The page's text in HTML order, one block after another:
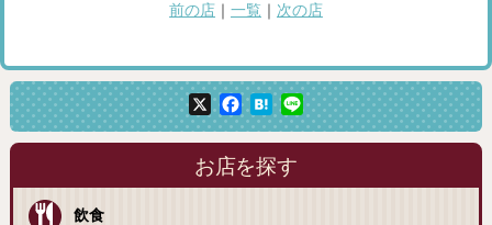
前の店 ｜一覧 次の店
X Facebook
Hatena
Line
お店を探す
飲食